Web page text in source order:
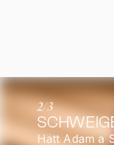
2/3
Hätt Adam a